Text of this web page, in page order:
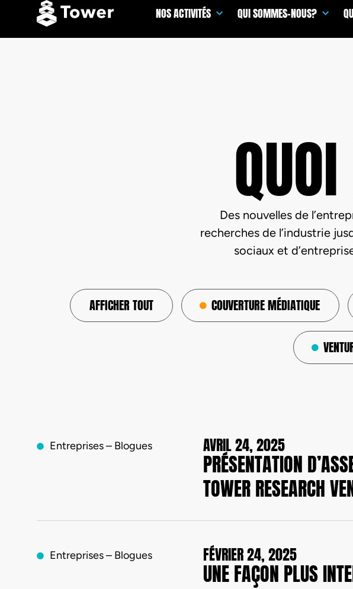
NOS ACTIVITÉS QUI SOMMES-NOUS?
Des nouvelles de
recherches de l’industrie
sociaux et
AFFICHER TOUT COUVERTURE MÉDIATIQUE
Entreprises – Blogues AVRIL 24, 2025
PRÉSENTATION
TOWER RESEARCH
Entreprises – Blogues FÉVRIER 24, 2025
UNE FAÇON PLUS